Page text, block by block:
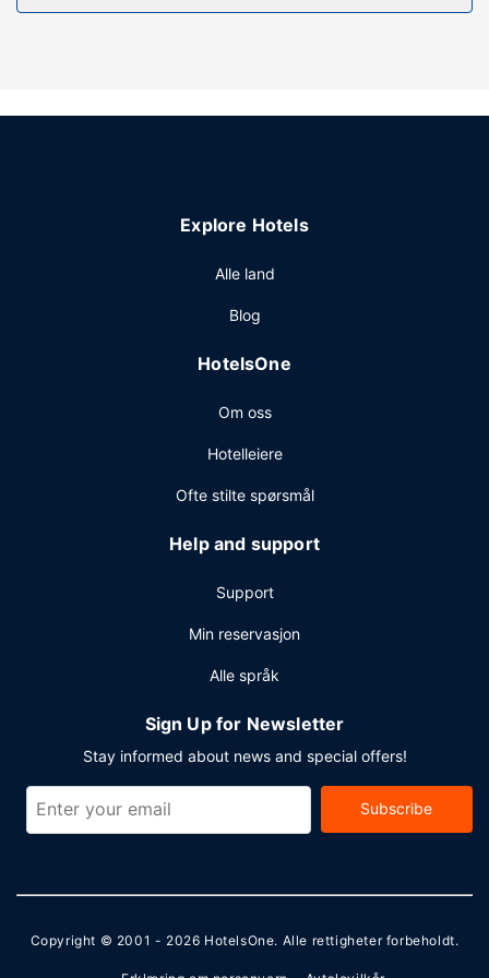
og ansiktsbehandlinger. Benytt deg av
slapp av med din favorittdrink.
en døgnåpen resepsjon og bagasjeoppbevaring. Gjestene
Explore Hotels
Alle land
Blog
HotelsOne
Om oss
Hotelleiere
Ofte stilte spørsmål
Help and support
Support
Min reservasjon
Alle språk
Sign Up for Newsletter
Stay informed about news and special offers!
Subscribe
Copyright © 2001 - 2026 HotelsOne. Alle rettigheter forbeholdt.